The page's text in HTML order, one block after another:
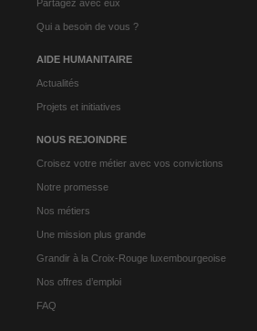
Partagez avec eux
Qui a besoin de vous ?
AIDE HUMANITAIRE
Actualités
Projets et initiatives
NOUS REJOINDRE
Croisez votre métier avec vos convictions
Notre promesse
Nos métiers
Une mission plus grande
Grandir à la Croix-Rouge luxembourgeoise
Nos offres d’emploi
FAQ